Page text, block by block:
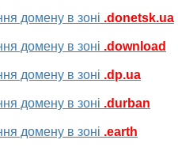
домену в зоні .donetsk.ua
домену в зоні .download
домену в зоні .dp.ua
домену в зоні .durban
домену в зоні .earth